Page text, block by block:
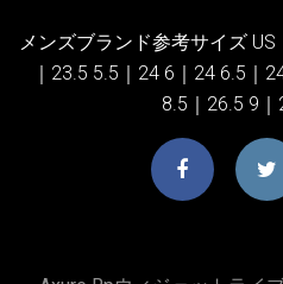
メンズブランド参考サイズ
｜23.5 5.5｜24 6｜24 6.5｜
8.5｜26.5 9